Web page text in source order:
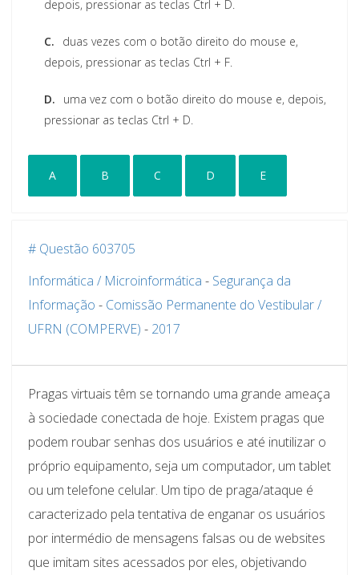
depois, pressionar as teclas Ctrl + D.
C.
duas vezes com o botão direito do mouse e,
depois, pressionar as teclas Ctrl + F.
D.
uma vez com o botão direito do mouse e, depois,
pressionar as teclas Ctrl + D.
A B C D E
# Questão 603705
Informática / Microinformática - Segurança da
Informação - Comissão Permanente do Vestibular /
UFRN (COMPERVE) - 2017
Pragas virtuais têm se tornando uma grande ameaça
à sociedade conectada de hoje. Existem pragas que
podem roubar senhas dos usuários e até inutilizar o
próprio equipamento, seja um computador, um tablet
ou um telefone celular. Um tipo de praga/ataque é
caracterizado pela tentativa de enganar os usuários
por intermédio de mensagens falsas ou de websites
que imitam sites acessados por eles, objetivando